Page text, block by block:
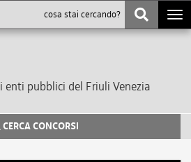
pubblici del Friuli Venezia
CERCA CONCORSI